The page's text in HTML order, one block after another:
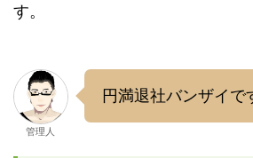
す。
管理人
円満退社バンザイで